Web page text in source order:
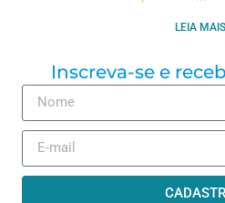
LEIA
Inscreva-se e